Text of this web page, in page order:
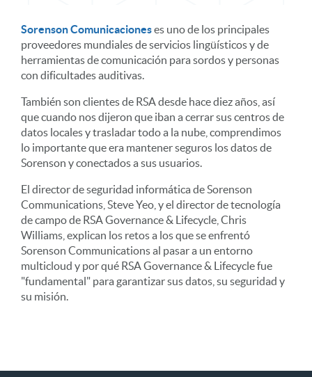
Sorenson Comunicacioneses uno de los principales
proveedores mundiales de servicios lingüísticos y de
herramientas de comunicación para sordos y personas
con dificultades auditivas.
También son clientes de RSA desde hace diez años, así
que cuando nos dijeron que iban a cerrar sus centros de
datos locales y trasladar todo a la nube, comprendimos
lo importante que era mantener seguros los datos de
Sorenson y conectados a sus usuarios.
El director de seguridad informática de Sorenson
Communications, Steve Yeo, y el director de tecnología
de campo de RSA Governance & Lifecycle, Chris
Williams, explican los retos a los que se enfrentó
Sorenson Communications al pasar a un entorno
multicloud y por qué RSA Governance & Lifecycle fue
"fundamental" para garantizar sus datos, su seguridad y
su misión.